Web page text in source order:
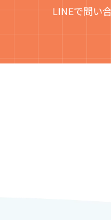
LINEで問い